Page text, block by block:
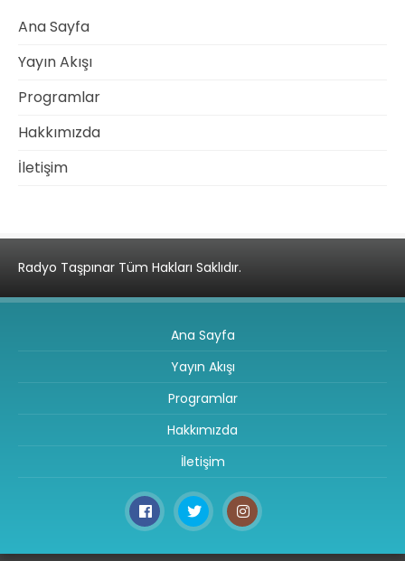
Ana Sayfa
Yayın Akışı
Programlar
Hakkımızda
İletişim
Radyo Taşpınar Tüm Hakları Saklıdır.
Ana Sayfa
Yayın Akışı
Programlar
Hakkımızda
İletişim